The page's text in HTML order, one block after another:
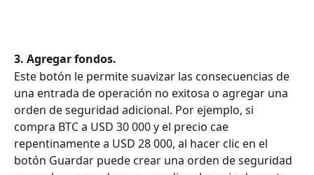
3. Agregar fondos.
Este botón le permite suavizar las consecuencias de
una entrada de operación no exitosa o agregar una
orden de seguridad adicional. Por ejemplo, si
compra BTC a USD 30 000 y el precio cae
repentinamente a USD 28 000, al hacer clic en el
botón Guardar puede crear una orden de seguridad